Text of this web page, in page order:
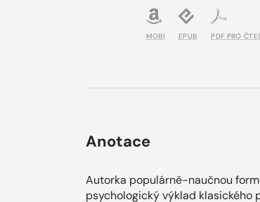
MOBI EPUB PDF PRO
Anotace
Autorka populárně-naučnou
psychologický výklad klasického